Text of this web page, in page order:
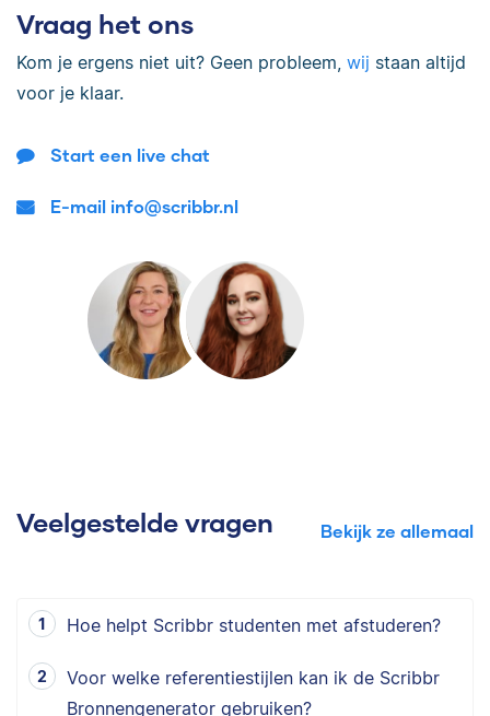
Vraag het ons
Kom je ergens niet uit? Geen probleem, wij staan altijd
voor je klaar.
Start een live chat
E-mail info@scribbr.nl
Veelgestelde vragen Bekijk ze allemaal
Hoe helpt Scribbr studenten met afstuderen?
Voor welke referentiestijlen kan ik de Scribbr
Bronnengenerator gebruiken?